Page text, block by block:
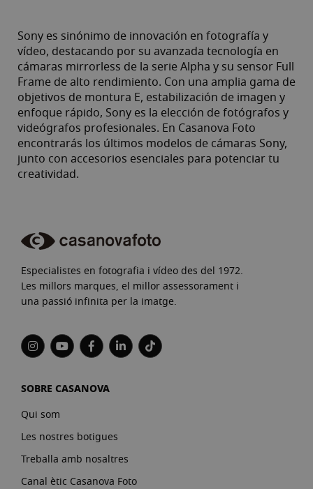
Sony es sinónimo de innovación en fotografía y
vídeo, destacando por su avanzada tecnología en
cámaras mirrorless de la serie Alpha y su sensor Full
Frame de alto rendimiento. Con una amplia gama de
objetivos de montura E, estabilización de imagen y
enfoque rápido, Sony es la elección de fotógrafos y
videógrafos profesionales. En Casanova Foto
encontrarás los últimos modelos de cámaras Sony,
junto con accesorios esenciales para potenciar tu
creatividad.
Especialistes en fotografia i vídeo des del 1972.
Les millors marques, el millor assessorament i
una passió infinita per la imatge.
SOBRE CASANOVA
Qui som
Les nostres botigues
Treballa amb nosaltres
Canal ètic Casanova Foto